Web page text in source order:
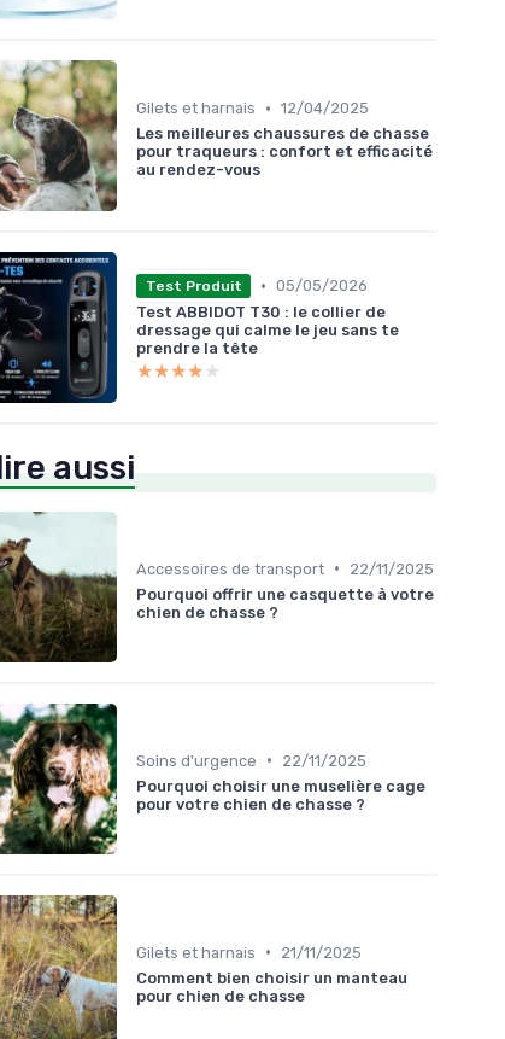
Gilets et harnais • 12/04/2025
Les meilleures chaussures de chasse
pour traqueurs : confort et efficacité
au rendez-vous
Test Produit • 05/05/2026
Test ABBIDOT T30 : le collier de
dressage qui calme le jeu sans te
prendre la tête
★★★★★
★★★★★
aussi
Accessoires de transport •
22/11/2025
Pourquoi offrir une casquette à votre
chien de chasse ?
Soins d'urgence •
22/11/2025
Pourquoi choisir une muselière cage
pour votre chien de chasse ?
Gilets et harnais •
21/11/2025
Comment bien choisir un manteau
pour chien de chasse